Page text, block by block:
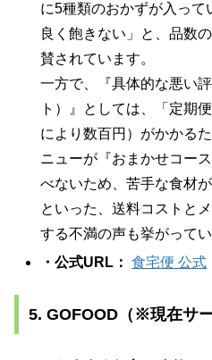
に5種類のおかずが入っ
良く飽きない」と、品数
賛されています。
一方で、『具体的な悪い
ト）』としては、「定期
により数百円）がかかる
ニューが『おまかせコー
べないため、苦手な食材
といった、送料コストと
する不満の声も挙がってい
・公式URL： 食宅便 公式
5. GOFOOD（※現在サー